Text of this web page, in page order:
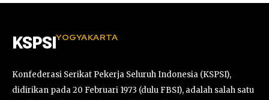
KSPSI YOGYAKARTA
Konfederasi Serikat Pekerja Seluruh Indonesia (KSPSI),
didirikan pada 20 Februari 1973 (dulu FBSI), adalah salah satu